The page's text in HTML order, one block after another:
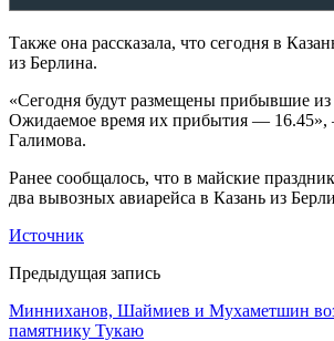
Также она рассказала, что сегодня в
из Берлина.
«Сегодня будут размещены прибывшие из
Ожидаемое время их прибытия — 16.45»,
Галимова.
Ранее сообщалось, что в майские
два вывозных авиарейса в Казань из
Источник
Предыдущая запись
Минниханов, Шаймиев и Мухаметшин
памятнику Тукаю